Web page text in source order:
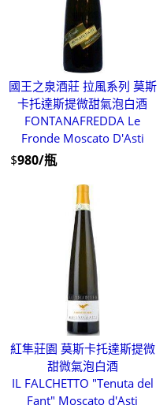
國王之泉酒莊 拉風系列 莫斯
卡托達斯提微甜氣泡白酒
FONTANAFREDDA Le
Fronde Moscato D'Asti
$980/瓶
紅隼莊園 莫斯卡托達斯提微
甜微氣泡白酒
IL FALCHETTO "Tenuta del
Fant" Moscato d'Asti